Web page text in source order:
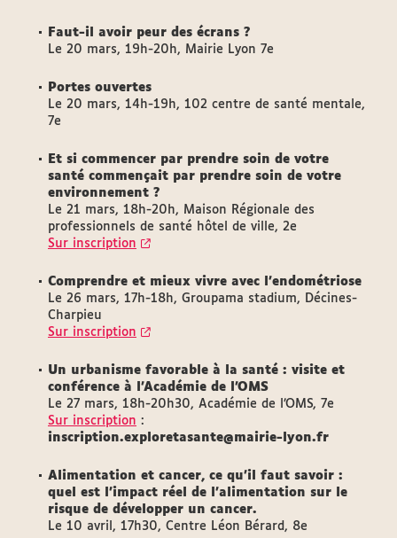
Faut-il avoir peur des écrans ?
Le 20 mars, 19h-20h, Mairie Lyon 7e
Portes ouvertes
Le 20 mars, 14h-19h, 102 centre de santé mentale,
7e
Et si commencer par prendre soin de votre
santé commençait par prendre soin de votre
environnement ?
Le 21 mars, 18h-20h, Maison Régionale des
professionnels de santé hôtel de ville, 2e
Sur inscription
Comprendre et mieux vivre avec l'endométriose
Le 26 mars, 17h-18h, Groupama stadium, Décines-
Charpieu
Sur inscription
Un urbanisme favorable à la santé : visite et
conférence à l’Académie de l’OMS
Le 27 mars, 18h-20h30, Académie de l’OMS, 7e
Sur inscription :
inscription.exploretasante@mairie-lyon.fr
Alimentation et cancer, ce qu’il faut savoir :
quel est l’impact réel de l’alimentation sur le
risque de développer un cancer.
Le 10 avril, 17h30, Centre Léon Bérard, 8e